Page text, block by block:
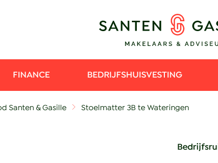
FINANCE BEDRIJFSHUISVESTING
Santen & Gasille Stoelmatter 3B te Wateringen